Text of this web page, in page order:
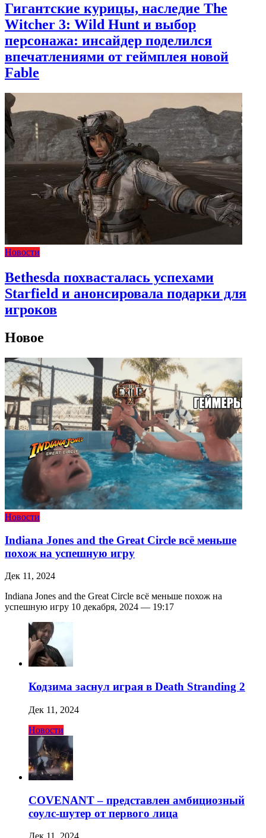
Гигантские курицы, наследие The
Witcher 3: Wild Hunt и выбор
персонажа: инсайдер поделился
впечатлениями от геймплея новой
Fable
Новости
Bethesda похвасталась успехами
Starfield и анонсировала подарки для
игроков
Новое
Новости
Indiana Jones and the Great Circle всё меньше
похож на успешную игру
Дек 11, 2024
Indiana Jones and the Great Circle всё меньше похож на
успешную игру 10 декабря, 2024 — 19:17
Кодзима заснул играя в Death Stranding 2
Дек 11, 2024
Новости
COVENANT – представлен амбициозный
соулс-шутер от первого лица